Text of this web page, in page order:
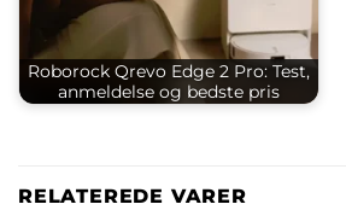
Roborock Qrevo Edge 2 Pro: Test,
anmeldelse og bedste pris
RELATEREDE VARER